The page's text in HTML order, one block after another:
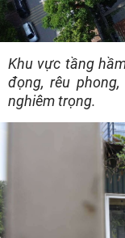
Khu vực tầng
đọng, rêu
nghiêm trọng.